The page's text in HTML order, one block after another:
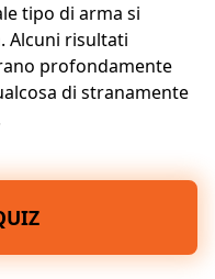
tipo di arma si
Alcuni risultati
profondamente
di stranamente